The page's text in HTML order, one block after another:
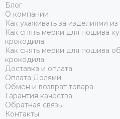
Блог
О компании
Как ухаживать за изделиями
Как снять мерки для пошива
крокодила
Как снять мерки для пошива
крокодила
Доставка и оплата
Оплата Долями
Обмен и возврат товара
Гарантия качества
Обратная связь
Контакты